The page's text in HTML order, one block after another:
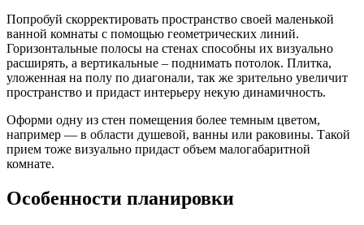
Попробуй скорректировать пространство своей маленькой
ванной комнаты с помощью геометрических линий.
Горизонтальные полосы на стенах способны их визуально
расширять, а вертикальные – поднимать потолок. Плитка,
уложенная на полу по диагонали, так же зрительно увеличит
пространство и придаст интерьеру некую динамичность.
Оформи одну из стен помещения более темным цветом,
например — в области душевой, ванны или раковины. Такой
прием тоже визуально придаст объем малогабаритной
комнате.
Особенности планировки